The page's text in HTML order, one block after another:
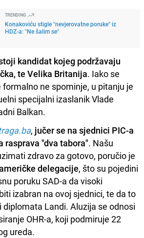
TRENDING
Konakoviću stigle "nevjerovatne poruke" iz
HDZ-a: "Ne šalim se"
kandidat kojeg podržavaju
te Velika Britanija. Iako se
ne spominje, u pitanju je
specijalni izaslanik Vlade
Balkan.
, jučer se na sjednici PIC-a
"dva tabora". Našu
zdravo za gotovo, poručio je
delegacije, što su pojedini
poruku SAD-a da visoki
izabran na ovoj sjednici, te da to
Landi. Aluzija se odnosi
OHR-a, koji podmiruje 22
ureda.